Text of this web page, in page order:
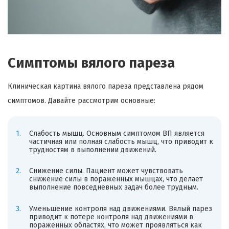
Симптомы вялого пареза
Клиническая картина вялого пареза представлена рядом
симптомов. Давайте рассмотрим основные:
Слабость мышц. Основным симптомом ВП является
частичная или полная слабость мышц, что приводит к
трудностям в выполнении движений.
Снижение силы. Пациент может чувствовать
снижение силы в пораженных мышцах, что делает
выполнение повседневных задач более трудным.
Уменьшение контроля над движениями. Вялый парез
приводит к потере контроля над движениями в
пораженных областях, что может проявляться как